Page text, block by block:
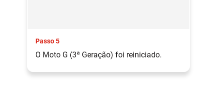
Passo 5
O Moto G (3ª Geração) foi reiniciado.